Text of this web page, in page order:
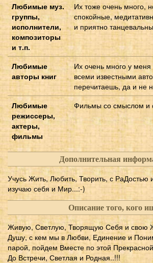
Любимые муз.
группы,
исполнители,
композиторы
и т.п.
Их тоже очень много,
спокойные,
и приятно
Любимые
авторы книг
Их очень много у
всеми известными
перечитаешь, да и не
Любимые
режиссеры,
актеры,
фильмы
Фильмы со смыслом и
Дополнительная
Учусь Жить, Любить, Творить, с РаДостью
изучаю себя и Мир...:-)
Описание того, кого
Живую, Светлую, Творящую Себя и свою
Душу, с кем мы в Любви, Единение и
парой, пойдем Вместе по этой
До Встречи, Светлая и Родная..!!!